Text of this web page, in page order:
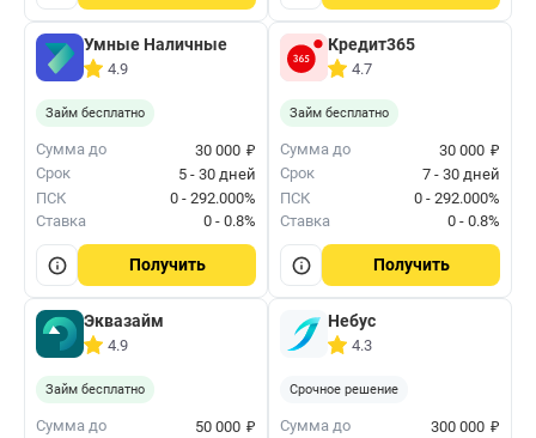
Умные Наличные
4.9
Займ бесплатно
Сумма до 30 000 ₽
Срок
5 - 30 дней
ПСК
0 - 292.000%
Ставка
0 - 0.8%
Получить
Кредит365
4.7
Займ бесплатно
Сумма до 30 000 ₽
Срок
7 - 30 дней
ПСК
0 - 292.000%
Ставка
0 - 0.8%
Получить
Эквазайм
4.9
Займ бесплатно
Сумма до 50 000 ₽
Небус
4.3
Срочное решение
Сумма до 300 000 ₽